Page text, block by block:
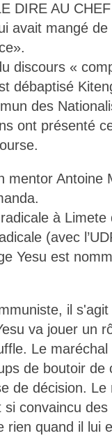
DIRE AU
avait mangé
discours «
débaptisé
des
ont présenté
mentor Antoine
à Limete
(avec
Yesu est
il
va jouer un
Le maréchal
de boutoir
de décision.
convaincu
rien quand il lui